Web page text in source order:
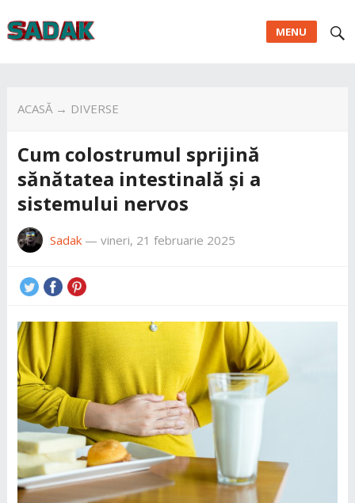
MENU
ACASĂ→ DIVERSE
Cum colostrumul sprijină
sănătatea intestinală și a
sistemului nervos
Sadak— vineri, 21 februarie 2025